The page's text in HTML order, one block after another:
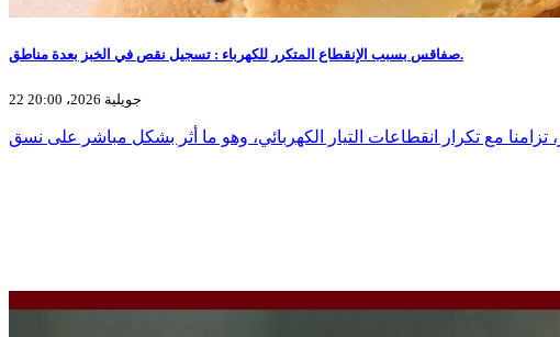
صفاقس بسبب الإنقطاع المتكرر للكهرباء : تسجيل نقص في الخبز بعدة مناطق.
22 جويلية 2026، 20:00